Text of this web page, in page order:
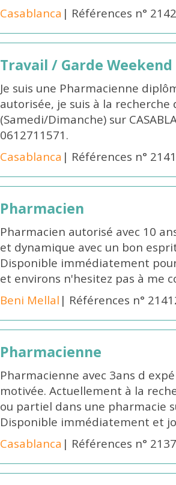
Casablanca | Références n°
Travail / Garde Weekend
Je suis une Pharmacienne
autorisée, je suis à la
(Samedi/Dimanche) sur
0612711571.
Casablanca | Références n°
Pharmacien
Pharmacien autorisé avec 10
et dynamique avec un bon
Disponible immédiatement
et environs n'hesitez pas à me
Beni Mellal | Références n°
Pharmacienne
Pharmacienne avec 3ans d
motivée. Actuellement à la
ou partiel dans une pharmacie
Disponible immédiatement et
Casablanca | Références n°